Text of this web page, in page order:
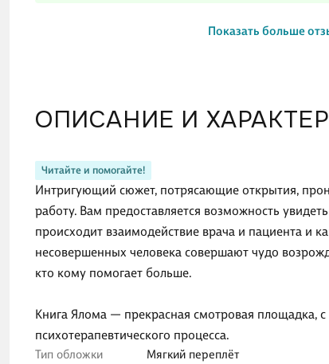
ОПИСАНИЕ И
Читайте и помогайте!
Интригующий сюжет, потрясающие открытия,
работу. Вам предоставляется возможность
происходит взаимодействие врача и пациента и
несовершенных человека совершают чудо
кто кому помогает больше.
Книга Ялома — прекрасная смотровая площадка,
психотерапевтического процесса.
Тип обложки Мягкий переплёт
Показать больше